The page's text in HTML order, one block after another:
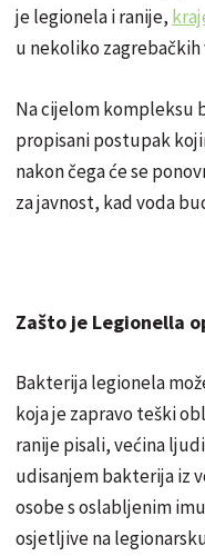
je legionela i ranije,
u nekoliko zagrebačkih
Na cijelom kompleksu
propisani postupak
nakon čega će se
za javnost, kad voda
Zašto je Legionella
Bakterija legionela
koja je zapravo teški
ranije pisali, većina
udisanjem bakterija iz
osobe s oslabljenim
osjetljive na